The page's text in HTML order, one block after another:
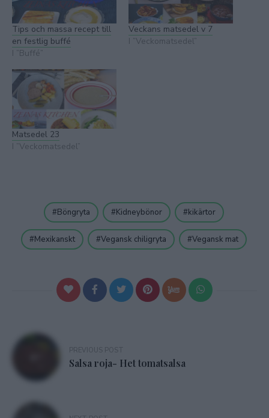
Tips och massa recept till
en festlig buffé
I ”Buffé”
Veckans matsedel v 7
I ”Veckomatsedel”
Matsedel 23
I ”Veckomatsedel”
Böngryta Kidneybönor kikärtor
Mexikanskt Vegansk chiligryta Vegansk mat
Inläggsnavigering
Salsa roja- Het tomatsalsa